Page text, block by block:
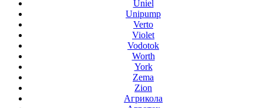
Uniel
Unipump
Verto
Violet
Vodotok
Worth
York
Zema
Zion
Агрикола